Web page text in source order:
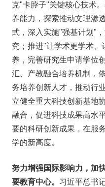
克"卡脖子"关键核心技术
养能力，探索推动文理渗
式，深入实施"强基计划"
究；推进"让学术更学术
养，完善研究生申请学位
汇、产教融合培养机制，
务培养创新人才，推动行
立健全重大科技创新基地
融合，促进科技成果高水
要的科研创新成果，在服
学的新高度。
努力增强国际影响力，加
要教育中心。 习近平总书